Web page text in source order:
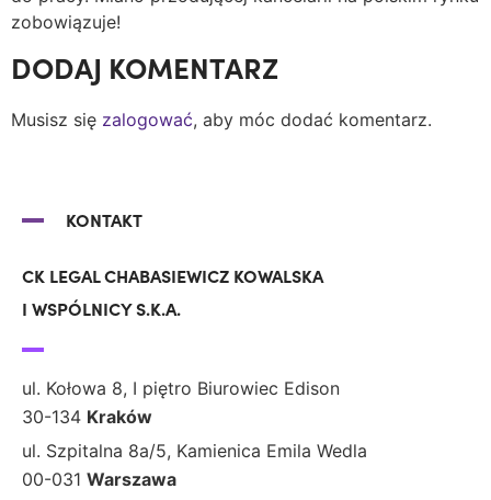
zobowiązuje!
DODAJ KOMENTARZ
Musisz się zalogować, aby móc dodać komentarz.
KONTAKT
CK LEGAL CHABASIEWICZ KOWALSKA
I WSPÓLNICY S.K.A.
ul. Kołowa 8, I piętro Biurowiec Edison
30-134 Kraków
ul. Szpitalna 8a/5, Kamienica Emila Wedla
00-031 Warszawa